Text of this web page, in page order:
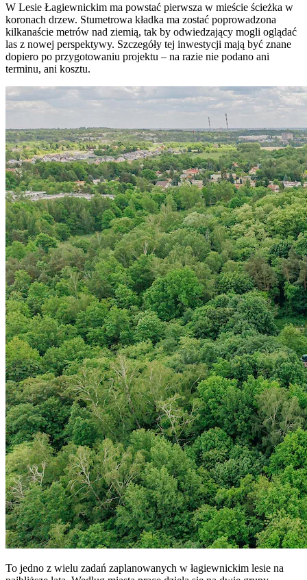
W Lesie Łagiewnickim ma powstać pierwsza w mieście ścieżka w
koronach drzew. Stumetrowa kładka ma zostać poprowadzona
kilkanaście metrów nad ziemią, tak by odwiedzający mogli oglądać
las z nowej perspektywy. Szczegóły tej inwestycji mają być znane
dopiero po przygotowaniu projektu – na razie nie podano ani
terminu, ani kosztu.
To jedno z wielu zadań zaplanowanych w łagiewnickim lesie na